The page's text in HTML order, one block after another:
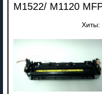
M1522/ M1120
Хиты: